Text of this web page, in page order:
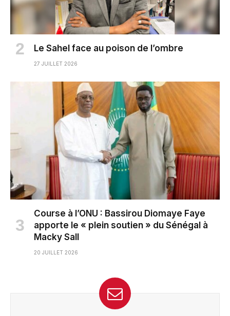
Le Sahel face au poison de l’ombre
27 JUILLET 2026
Course à l’ONU : Bassirou Diomaye Faye
apporte le « plein soutien » du Sénégal à
Macky Sall
20 JUILLET 2026